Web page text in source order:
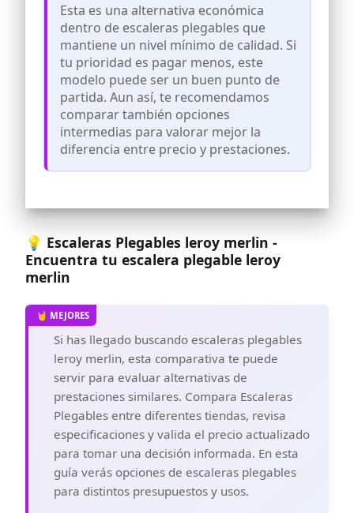
cada uso
ALTA CALIDAD Fabricada en acero
resistente y ligero, escalera de tijera
liviana, esta escalera se destaca por el
uso de pintura de alta calidad, que la
diferencia de las escaleras básicas y la
convierte en una opción decorativa ideal
para tu hogar
VERSÁTIL ESCALERA DECORATIVA Los
peldaños acanalados ofrecen un agarre
seguro y, junto con las tapas de goma en
estética y funcional para interiores y
ATENCIÓN PERSONALIZADA UZIRO
Disfruta de un servicio profesional y
personalizado; contáctanos desde la
agentes especializados te asesorará en
la escalera perfecta para tus
necesidades
Esta es una alternativa económica
dentro de escaleras plegables que
mantiene un nivel mínimo de calidad. Si
tu prioridad es pagar menos, este
modelo puede ser un buen punto de
partida. Aun así, te recomendamos
comparar también opciones
intermedias para valorar mejor la
diferencia entre precio y prestaciones.
💡 Escaleras Plegables leroy merlin -
Encuentra tu escalera plegable leroy
merlin
Si has llegado buscando escaleras plegables
leroy merlin, esta comparativa te puede
servir para evaluar alternativas de
prestaciones similares. Compara Escaleras
Plegables entre diferentes tiendas, revisa
especificaciones y valida el precio actualizado
para tomar una decisión informada. En esta
guía verás opciones de escaleras plegables
para distintos presupuestos y usos.